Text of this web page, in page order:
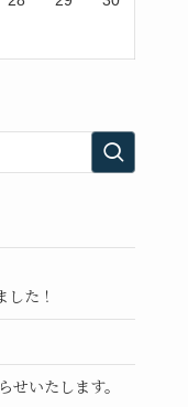
た！
せいたします。